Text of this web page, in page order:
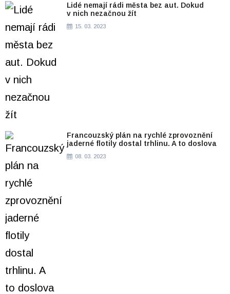
Lidé nemají rádi města bez aut. Dokud
v nich nezačnou žít
15. 03. 2023
Francouzský plán na rychlé zprovoznění
jaderné flotily dostal trhlinu. A to doslova
08. 03. 2023